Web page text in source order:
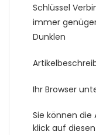
Schlüssel
immer
Dunklen
Ihr Browser
Sie können
klick auf